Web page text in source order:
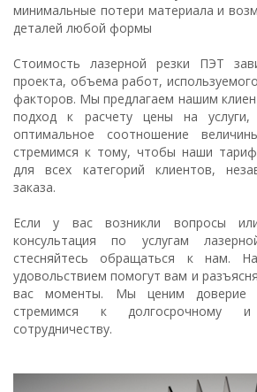
минимальные потери материала и
деталей любой формы
Стоимость лазерной резки ПЭТ
проекта, объема работ,
факторов. Мы предлагаем нашим
подход к расчету цены на услуги,
оптимальное соотношение
стремимся к тому, чтобы наши
для всех категорий клиентов,
заказа.
Если у вас возникли вопросы
консультация по услугам
стесняйтесь обращаться к нам.
удовольствием помогут вам и
вас моменты. Мы ценим доверие
стремимся к долгосрочному и
сотрудничеству.